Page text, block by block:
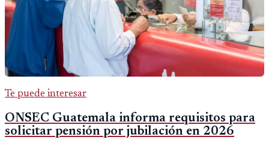
Te puede interesar
ONSEC Guatemala informa requisitos para
solicitar pensión por jubilación en 2026